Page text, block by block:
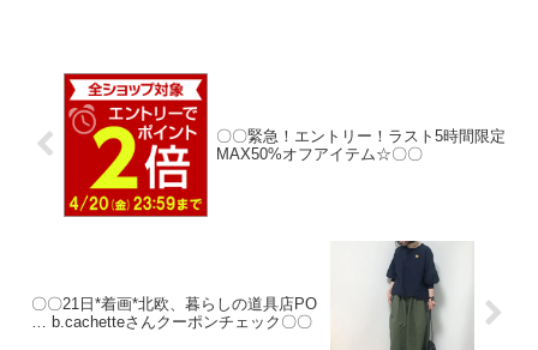
〇〇緊急！エントリー！ラスト5時間限定
MAX50%オフアイテム☆〇〇
〇〇21日*着画*北欧、暮らしの道具店PO
… b.cachetteさんクーポンチェック〇〇